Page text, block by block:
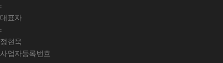
:
대표자
:
정현욱
사업자등록번호